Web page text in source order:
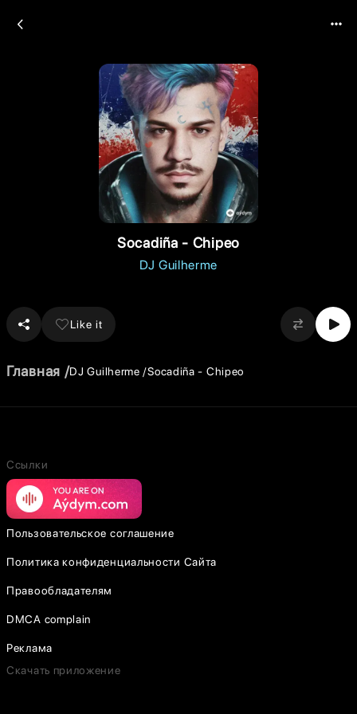
Socadiña - Chipeo
DJ Guilherme
Like it
Главная DJ Guilherme Socadiña - Chipeo
Ссылки
Пользовательское соглашение
Политика конфиденциальности Сайта
Правообладателям
DMCA complain
Реклама
Скачать приложение